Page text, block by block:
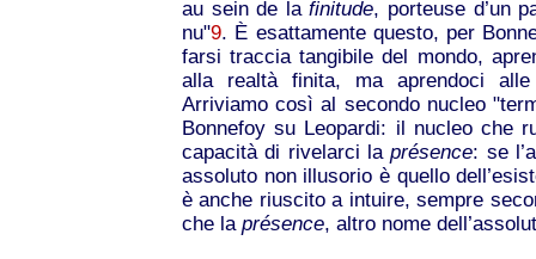
au sein de lafinitude, porteuse d’un
nu"9. È esattamente questo, per
farsi traccia tangibile del mondo,
alla realtà finita, ma aprendoci
Arriviamo così al secondo nucleo
Bonnefoy su Leopardi: il nucleo che
capacità di rivelarci laprésence: se
assoluto non illusorio è quello
è anche riuscito a intuire, sempre
che la présence, altro nome